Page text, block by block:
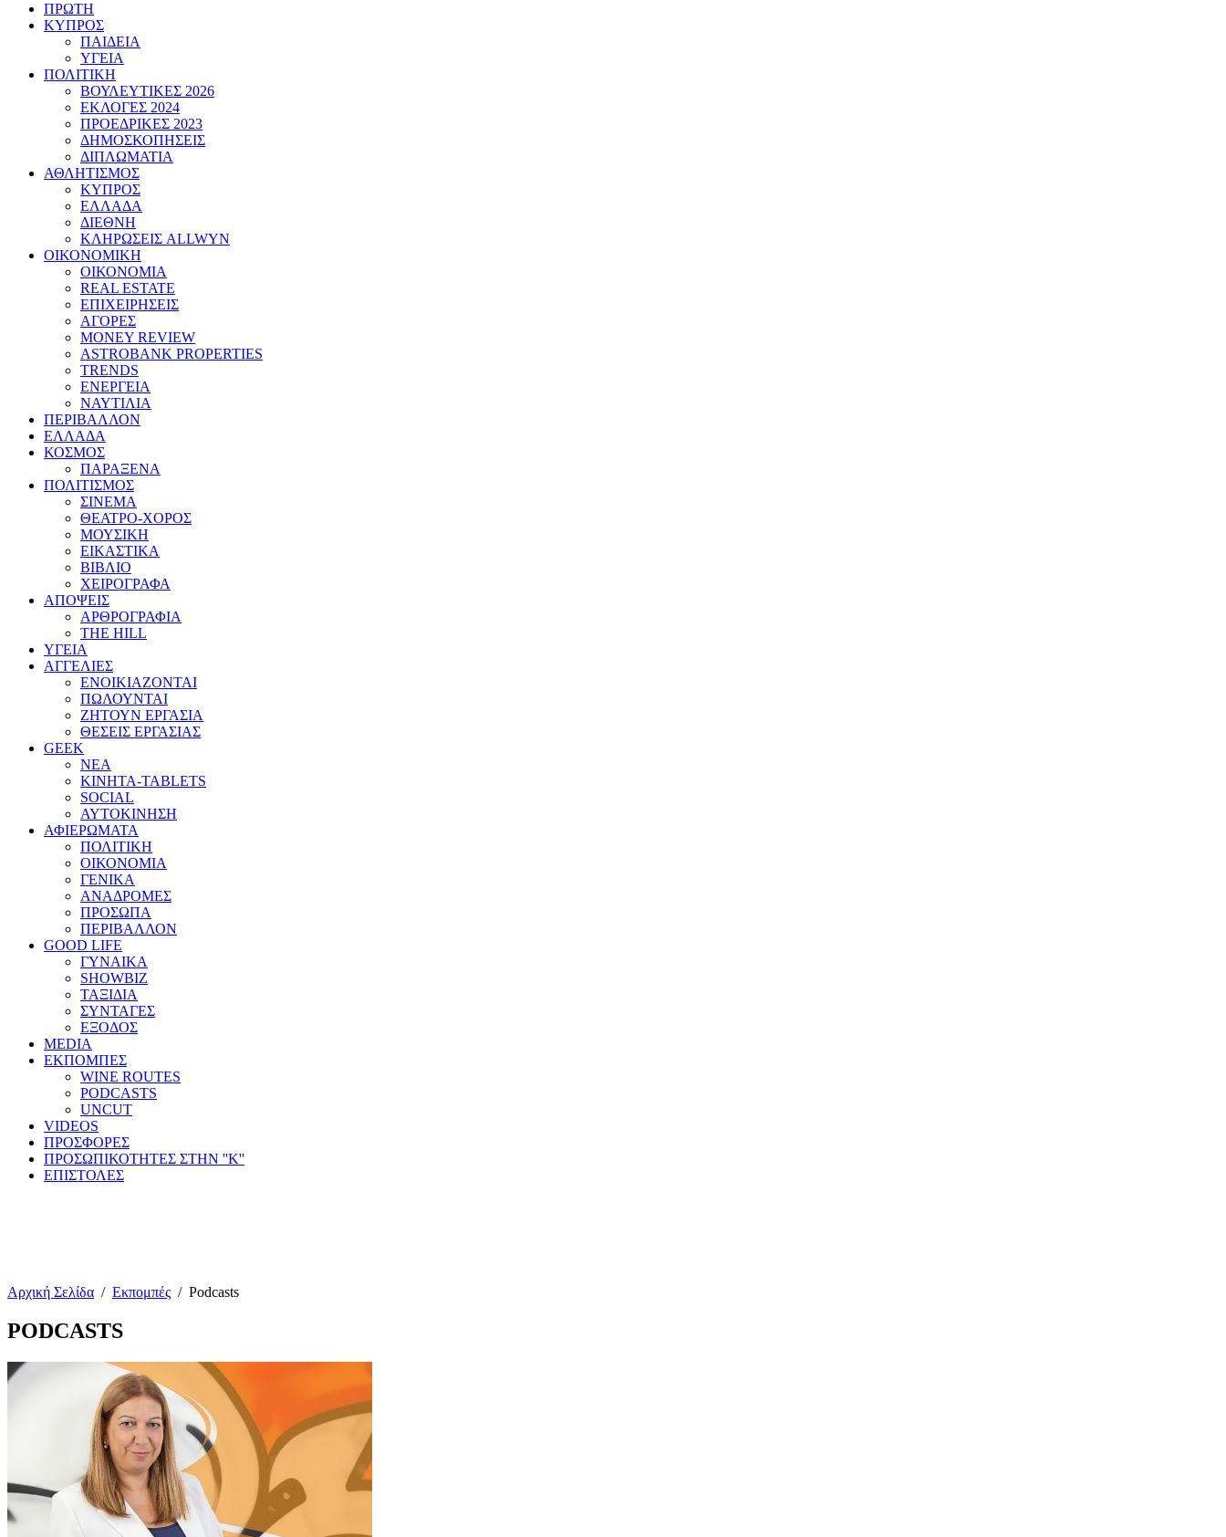
ΠΡΩΤΗ
ΚΥΠΡΟΣ
ΠΑΙΔΕΙΑ
ΥΓΕΙΑ
ΠΟΛΙΤΙΚΗ
ΒΟΥΛΕΥΤΙΚΕΣ 2026
ΕΚΛΟΓΕΣ 2024
ΠΡΟΕΔΡΙΚΕΣ 2023
ΔΗΜΟΣΚΟΠΗΣΕΙΣ
ΔΙΠΛΩΜΑΤΙΑ
ΑΘΛΗΤΙΣΜΟΣ
ΚΥΠΡΟΣ
ΕΛΛΑΔΑ
ΔΙΕΘΝΗ
ΚΛΗΡΩΣΕΙΣ ALLWYN
ΟΙΚΟΝΟΜΙΚΗ
ΟΙΚΟΝΟΜΙΑ
REAL ESTATE
ΕΠΙΧΕΙΡΗΣΕΙΣ
ΑΓΟΡΕΣ
MONEY REVIEW
ASTROBANK PROPERTIES
TRENDS
ΕΝΕΡΓΕΙΑ
ΝΑΥΤΙΛΙΑ
ΠΕΡΙΒΑΛΛΟΝ
ΕΛΛΑΔΑ
ΚΟΣΜΟΣ
ΠΑΡΑΞΕΝΑ
ΠΟΛΙΤΙΣΜΟΣ
ΣΙΝΕΜΑ
ΘΕΑΤΡΟ-ΧΟΡΟΣ
ΜΟΥΣΙΚΗ
ΕΙΚΑΣΤΙΚΑ
ΒΙΒΛΙΟ
ΧΕΙΡΟΓΡΑΦΑ
ΑΠΟΨΕΙΣ
ΑΡΘΡΟΓΡΑΦΙΑ
THE HILL
ΥΓΕΙΑ
ΑΓΓΕΛΙΕΣ
ΕΝΟΙΚΙΑΖΟΝΤΑΙ
ΠΩΛΟΥΝΤΑΙ
ΖΗΤΟΥΝ ΕΡΓΑΣΙΑ
ΘΕΣΕΙΣ ΕΡΓΑΣΙΑΣ
GEEK
ΝΕΑ
ΚΙΝΗΤΑ-TABLETS
SOCIAL
ΑΥΤΟΚΙΝΗΣΗ
ΑΦΙΕΡΩΜΑΤΑ
ΠΟΛΙΤΙΚΗ
ΟΙΚΟΝΟΜΙΑ
ΓΕΝΙΚΑ
ΑΝΑΔΡΟΜΕΣ
ΠΡΟΣΩΠΑ
ΠΕΡΙΒΑΛΛΟΝ
GOOD LIFE
ΓΥΝΑΙΚΑ
SHOWBIZ
ΤΑΞΙΔΙΑ
ΣΥΝΤΑΓΕΣ
ΕΞΟΔΟΣ
MEDIA
ΕΚΠΟΜΠΕΣ
WINE ROUTES
PODCASTS
UNCUT
VIDEOS
ΠΡΟΣΦΟΡΕΣ
ΠΡΟΣΩΠΙΚΟΤΗΤΕΣ ΣΤΗΝ ''Κ''
ΕΠΙΣΤΟΛΕΣ
Αρχική Σελίδα / Εκπομπές / Podcasts
PODCASTS